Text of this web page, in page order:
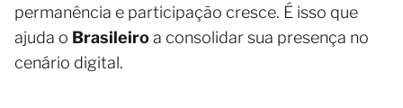
permanência e participação cresce. É isso que
ajuda o Brasileiroa consolidar sua presença no
cenário digital.